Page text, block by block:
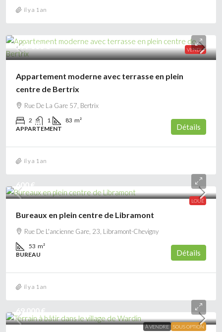
il y a 1 an
VENDU
199 000 €
Appartement moderne avec terrasse en plein
centre de Bertrix
Rue De La Gare 57, Bertrix
2 1 83 m²
APPARTEMENT
Détails
il y a 1 an
LOUÉ
600 €
Bureaux en plein centre de Libramont
Rue De L'ancienne Gare, 23, Libramont-Chevigny
53 m²
BUREAU
Détails
il y a 1 an
À VENDRE SOUS OPTION
69 000 €